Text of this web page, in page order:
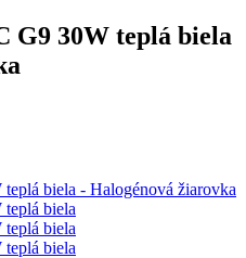
G9 30W teplá biela